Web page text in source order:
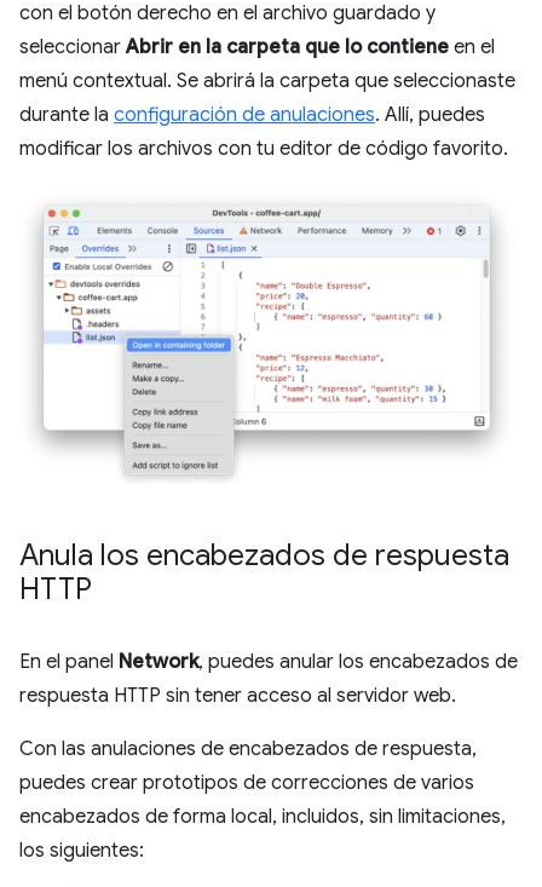
con el botón derecho en el archivo guardado y
seleccionarAbrir en la carpeta que lo contiene en el
menú contextual. Se abrirá la carpeta que seleccionaste
durante la configuración de anulaciones. Allí, puedes
modificar los archivos con tu editor de código favorito.
Anula los encabezados de respuesta
HTTP
En el panel Network, puedes anular los encabezados de
respuesta HTTP sin tener acceso al servidor web.
Con las anulaciones de encabezados de respuesta,
puedes crear prototipos de correcciones de varios
encabezados de forma local, incluidos, sin limitaciones,
los siguientes: